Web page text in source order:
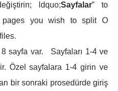
ldquo;Sayfalar” to
you wish to split O
8 sayfa var. Sayfaları 1-4 ve
Özel sayfalara 1-4 girin ve
bir sonraki prosedürde giriş